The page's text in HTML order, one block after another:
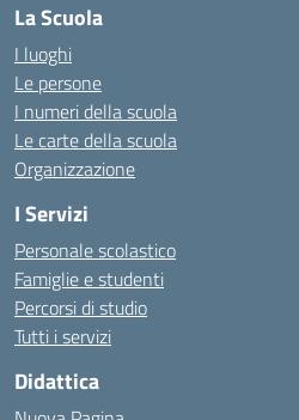
La Scuola
I luoghi
Le persone
I numeri della scuola
Le carte della scuola
Organizzazione
I Servizi
Personale scolastico
Famiglie e studenti
Percorsi di studio
Tutti i servizi
Didattica